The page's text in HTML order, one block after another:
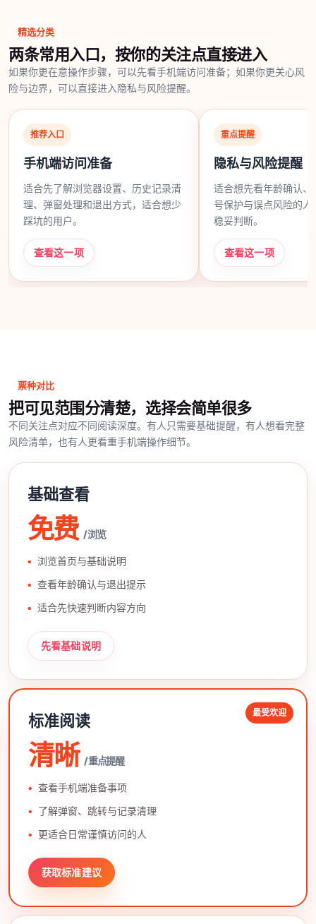
精选分类
两条常用入口，按你的关注点直接进入
如果你更在意操作步骤，可以先看手机端访问准备；如果你更关心风
险与边界，可以直接进入隐私与风险提醒。
推荐入口
手机端访问准备
适合先了解浏览器设置、历史记录清
理、弹窗处理和退出方式，适合想少
踩坑的用户。
查看这一项
重点提醒
隐私与风险提醒
适合想先看年龄确认、
号保护与误点风险的人
稳妥判断。
查看这一项
票种对比
把可见范围分清楚，选择会简单很多
不同关注点对应不同阅读深度。有人只需要基础提醒，有人想看完整
风险清单，也有人更看重手机端操作细节。
基础查看
免费 / 浏览
浏览首页与基础说明
查看年龄确认与退出提示
适合先快速判断内容方向
先看基础说明
最受欢迎
标准阅读
清晰 / 重点提醒
查看手机端准备事项
了解弹窗、跳转与记录清理
更适合日常谨慎访问的人
获取标准建议